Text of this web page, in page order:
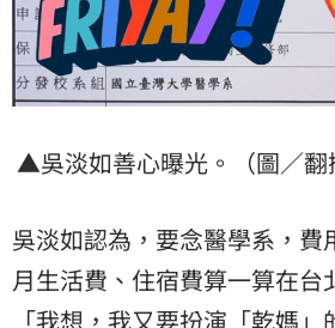
▲吳淡如善心曝光。（圖／翻
吳淡如認為，要念醫學系，費
月生活費、住宿費算一算在台
「我想，我又要扮演「乾媽」